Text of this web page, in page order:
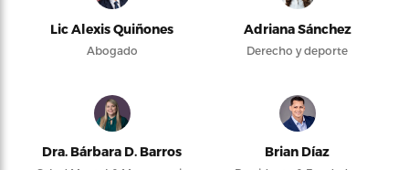
Lic Alexis Quiñones
Abogado
Adriana Sánchez
Derecho y deporte
Dra. Bárbara D. Barros Brian Díaz